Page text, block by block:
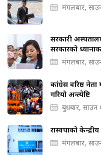
मंगलबार,
सरकारी
सरकारको
मंगलबार,
कांग्रेस वरिष्ठ
गरियो अन्त्येष्टि
बुधबार, साउन
रास्वपाको
मंगलबार,